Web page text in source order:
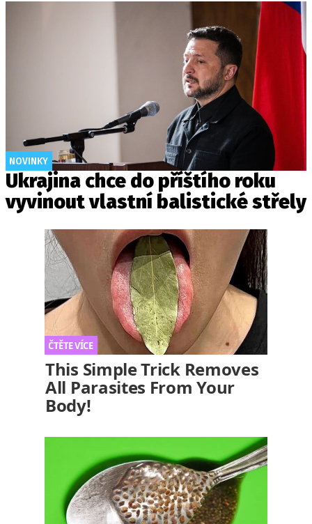
NOVINKY
Ukrajina chce do příštího roku
vyvinout vlastní balistické střely
This Simple Trick Removes
All Parasites From Your
Body!